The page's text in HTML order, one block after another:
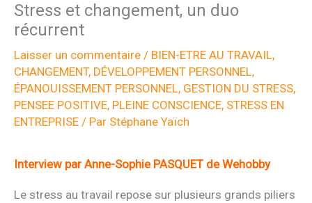
Stress et changement, un duo
récurrent
Laisser un commentaire / BIEN-ETRE AU TRAVAIL,
CHANGEMENT, DÉVELOPPEMENT PERSONNEL,
ÉPANOUISSEMENT PERSONNEL, GESTION DU STRESS,
PENSEE POSITIVE, PLEINE CONSCIENCE, STRESS EN
ENTREPRISE / Par Stéphane Yaïch
Interview par Anne-Sophie PASQUET de Wehobby
Le stress au travail repose sur plusieurs grands piliers